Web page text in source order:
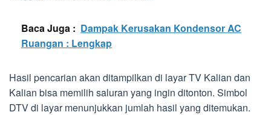
Baca Juga : Dampak Kerusakan Kondensor AC
Ruangan : Lengkap
Hasil pencarian akan ditampilkan di layar TV Kalian dan
Kalian bisa memilih saluran yang ingin ditonton. Simbol
DTV di layar menunjukkan jumlah hasil yang ditemukan.